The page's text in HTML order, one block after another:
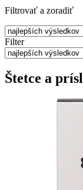
Filtrovať a zoradiť
Filter
Štetce a